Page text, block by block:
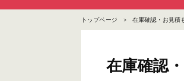
トップページ > 在庫確認・お見積
在庫確認